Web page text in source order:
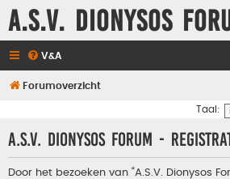
A.S.V. Dionysos
V&A
Forumoverzicht
Taal:
A.S.V. Dionysos Forum -
Door het bezoeken van “A.S.V. Dionysos